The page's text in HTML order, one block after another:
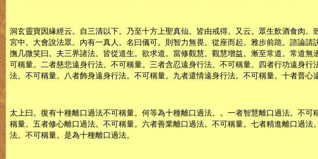
洞玄靈寶因緣經云。自三清以下。乃至十方上聖真仙。皆由戒得。又云。眾生飲酒食肉
宮中。大會說法眾。內有一真人。名曰儀可。則智力無畏。從座而起。雅步前跪。諮論
撫几微笑曰。夫三界諸法。皆從道生。欲求道。當修觀慧。觀慧增益。漸至常道。常道
可稱量。二者慈悲遠身行法。不可稱量。三者含忍遠身行法。不可稱量。四者行功遠身
法。不可稱量。八者飾身遠身行法。不可稱量。九者遣情遠身行法。不可稱量。十者普心
太上曰。復有十種離口過法不可稱量。何等為十種離口過法。。一者智慧離口過法。不
稱量。五者修心離口過法。不可稱量。六者善業離口過法。不可稱量。七者精進離口過
法。不可稱量。是為十種離口過法。